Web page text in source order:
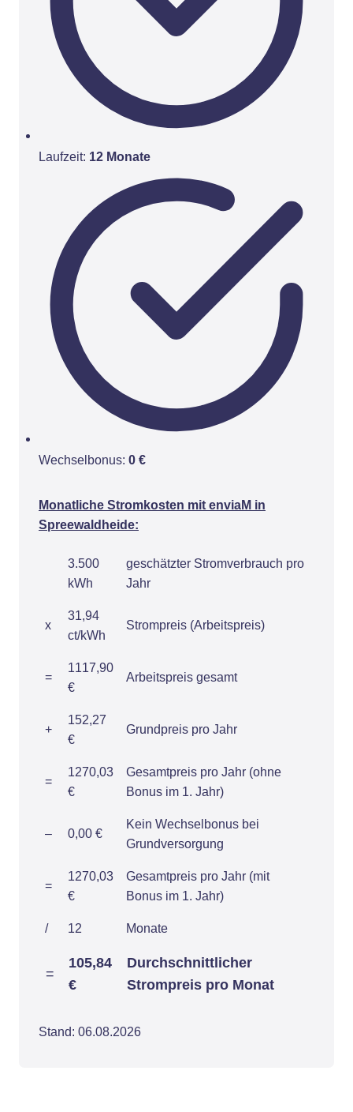
Laufzeit: 12 Monate
Wechselbonus: 0 €
Monatliche Stromkosten mit enviaM in
Spreewaldheide:
3.500
kWh
geschätzter Stromverbrauch pro
Jahr
x
31,94
ct/kWh
Strompreis (Arbeitspreis)
=
1117,90
€
Arbeitspreis gesamt
+
152,27
€
Grundpreis pro Jahr
=
1270,03
€
Gesamtpreis pro Jahr (ohne
Bonus im 1. Jahr)
– 0,00 €
Kein Wechselbonus bei
Grundversorgung
=
1270,03
€
Gesamtpreis pro Jahr (mit
Bonus im 1. Jahr)
/ 12 Monate
=
105,84
€
Durchschnittlicher
Strompreis pro Monat
Stand: 06.08.2026